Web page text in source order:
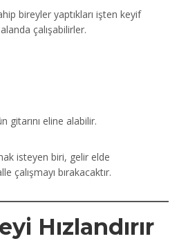
bireyler yaptıkları işten keyif
çalışabilirler.
gitarını eline alabilir.
isteyen biri, gelir elde
çalışmayı bırakacaktır.
Hızlandırır